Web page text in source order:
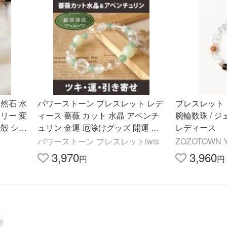
石 水
ー 変
シェ
パワーストーン ブレスレット レデ
ィース 薔薇 カット 水晶 アベンチ
ュリン 金運 厄除けグッズ 開運 魔
除け 仕事運 恋愛運
パワーストーン ブレスレットiwis
3,970円
ブレスレッ
腕輪数珠 / ジ
レディース
ZOZOTOWN
3,960円